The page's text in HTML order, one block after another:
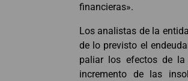
financieras».
Los analistas de la
de lo previsto el
paliar los efectos de la
incremento de las